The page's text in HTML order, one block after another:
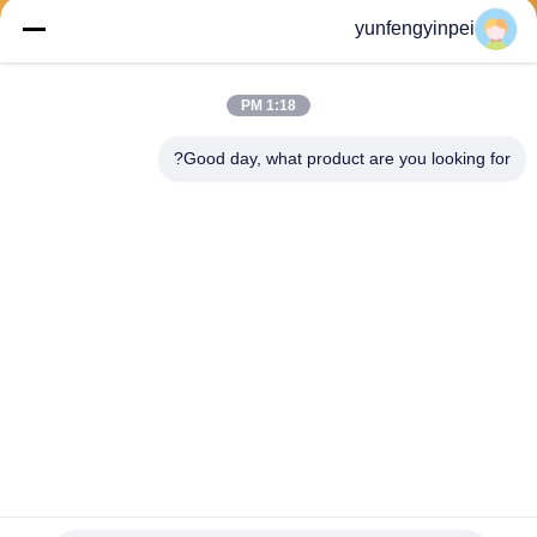
yunfengyinpei
1:18 PM
Good day, what product are you looking for?